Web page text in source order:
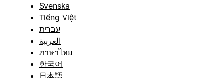
Svenska
Tiếng Việt
עברית
العربية
ภาษาไทย
한국어
日本語